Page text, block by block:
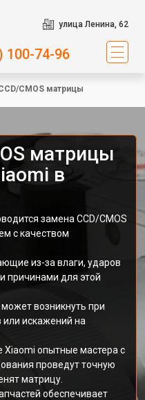
улица Ленина, 62
100-74-96
CMOS матрицы
матрицы
в
замена CCD/CMOS
с качеством
из-за влаги, ударов
причинами для этой
возникнуть при
или искажений на
опытные мастера с
проведут точную
матрицу.
обеспечивает